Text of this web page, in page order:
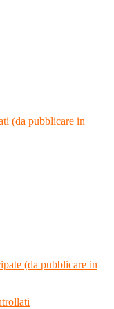
(da pubblicare in
(da pubblicare in